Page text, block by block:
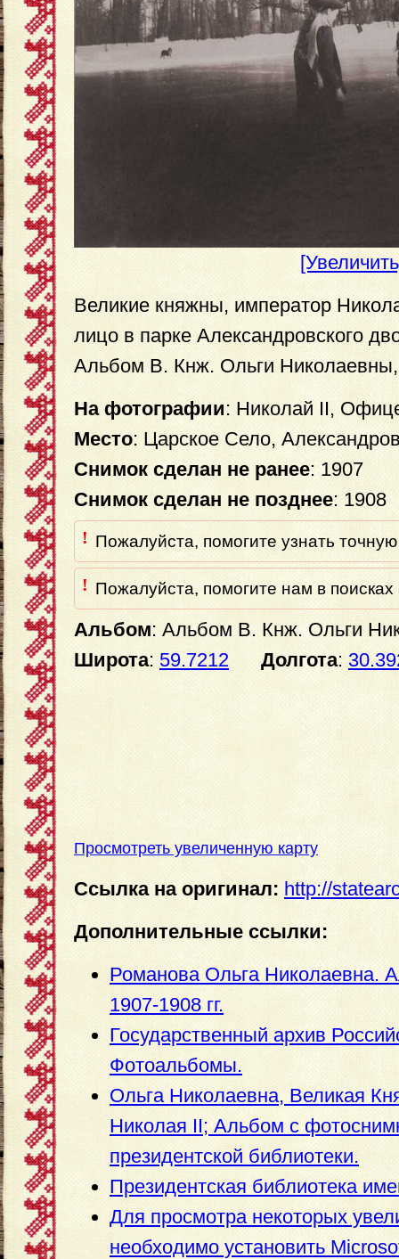
Великие княжны, император
лицо в парке Александровского
Альбом В. Кнж. Ольги
На фотографии: Николай II,
Место: Царское Село,
Снимок сделан не ранее: 1907
Снимок сделан не позднее: 1908
! Пожалуйста, помогите узнать
! Пожалуйста, помогите нам в поисках
Альбом: Альбом В. Кнж. Ольги
Широта: 59.7212 Долгота:
Просмотреть увеличенную карту
Ссылка на оригинал: http://
Дополнительные ссылки:
Романова Ольга Николаевна.
1907-1908 гг.
Государственный архив
Фотоальбомы.
Ольга Николаевна, Великая
Николая II; Альбом с
президентской библиотеки.
Президентская библиотека
Для просмотра некоторых
необходимо установить